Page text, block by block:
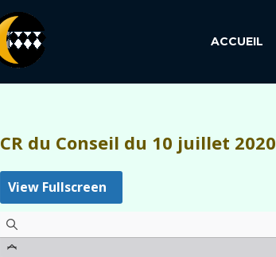
ACCUEIL
CR du Conseil du 10 juillet 2020
View Fullscreen